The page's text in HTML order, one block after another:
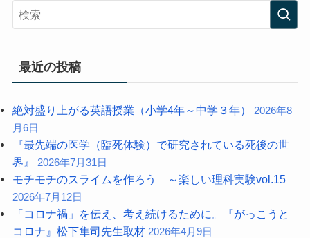
最近の投稿
絶対盛り上がる英語授業（小学4年～中学３年）
2026年8
月6日
『最先端の医学（臨死体験）で研究されている死後の世
界』
2026年7月31日
モチモチのスライムを作ろう ～楽しい理科実験vol.15
2026年7月12日
「コロナ禍」を伝え、考え続けるために。『がっこうと
コロナ』松下隼司先生取材 2026年4月9日